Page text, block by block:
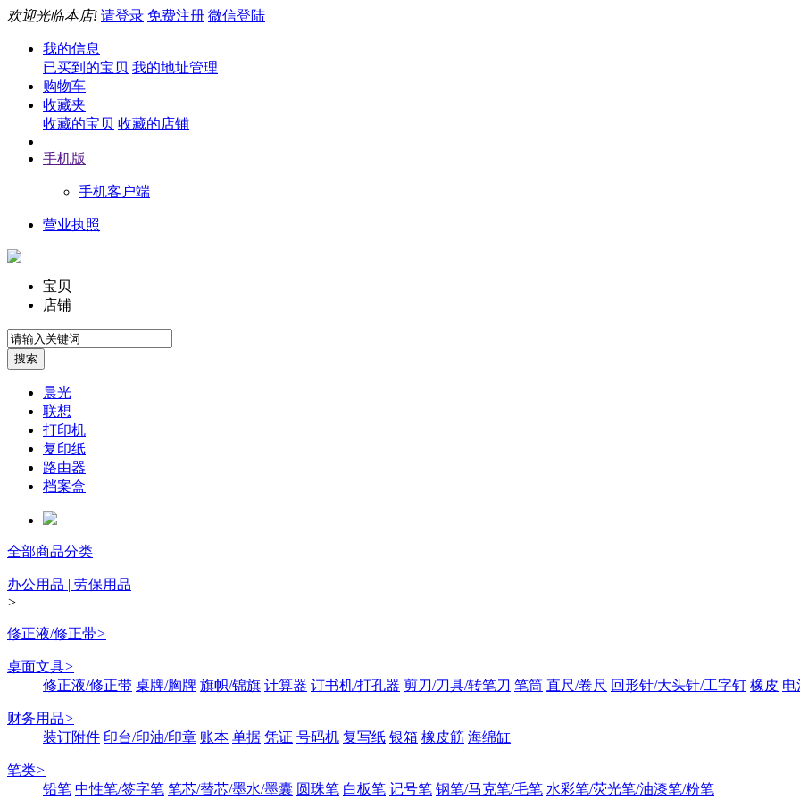
欢迎光临本店! 请登录 免费注册 微信登陆
我的信息
已买到的宝贝 我的地址管理
购物车
收藏夹
收藏的宝贝 收藏的店铺
手机版
手机客户端
营业执照
宝贝
店铺
晨光
联想
打印机
复印纸
路由器
档案盒
全部商品分类
办公用品 | 劳保用品
>
修正液/修正带>
桌面文具>
修正液/修正带 桌牌/胸牌 旗帜/锦旗 计算器 订书机/打孔器 剪刀/刀具/转笔刀 笔筒 直尺/卷尺 回形针/大头针/工字钉 橡皮 电
财务用品>
装订附件 印台/印油/印章 账本 单据 凭证 号码机 复写纸 银箱 橡皮筋 海绵缸
笔类>
铅笔 中性笔/签字笔 笔芯/替芯/墨水/墨囊 圆珠笔 白板笔 记号笔 钢笔/马克笔/毛笔 水彩笔/荧光笔/油漆笔/粉笔